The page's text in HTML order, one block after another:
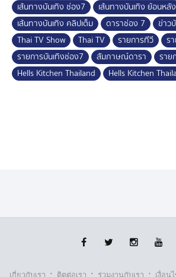
เส้นทางบันเทิง ช่อง7
เส้นทางบันเทิง ย้อนหลัง
เส้นทางบันเทิง คลิปเต็ม
ดาราช่อง 7
ข่าว
Thai TV Show
Thai TV รายการทีวี
ร
รายการบันเทิงช่อง7
สัมภาษณ์ดารา
ราย
Hells Kitchen Thailand
Hells Kitchen
เกี่ยวกับเรา · ติตต่อเรา · ร่วมงานกับเรา · เงื่อน